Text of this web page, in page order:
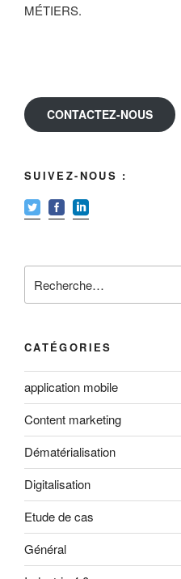
MÉTIERS.
CONTACTEZ-NOUS
SUIVEZ-NOUS :
pour
CATÉGORIES
application mobile
Content marketing
Dématérialisation
Digitalisation
Etude de cas
Général